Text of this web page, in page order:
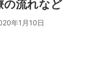
の流れなど
年1月10日